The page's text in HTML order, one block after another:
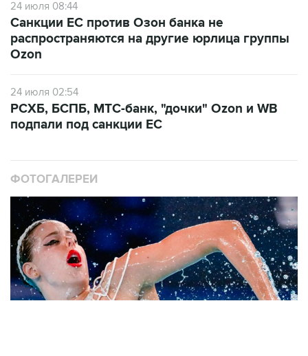
24 июля 08:44
Санкции ЕС против Озон банка не
распространяются на другие юрлица группы
Ozon
24 июля 02:54
РСХБ, БСПБ, МТС-банк, "дочки" Ozon и WB
подпали под санкции ЕС
ФОТОГАЛЕРЕИ